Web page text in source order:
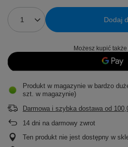
Dodaj
Możesz kupić
Produkt w magazynie w bardzo
szt. w magazynie)
Darmowa i szybka dostawa od
14 dni na darmowy zwrot
Ten produkt nie jest dostępny w